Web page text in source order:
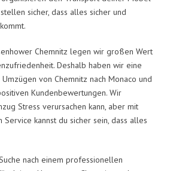
sicher, dass alles sicher und
Chemnitz legen wir großen Wert
Deshalb haben wir eine
von Chemnitz nach Monaco und
Kundenbewertungen. Wir
Stress verursachen kann, aber mit
kannst du sicher sein, dass alles
nach einem professionellen